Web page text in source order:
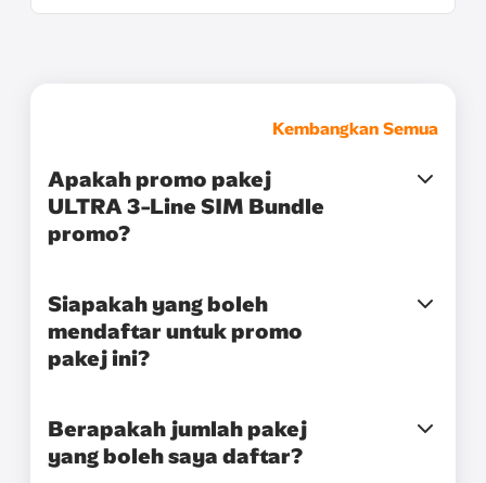
Kembangkan Semua
Apakah promo pakej
ULTRA 3-Line SIM Bundle
promo?
Siapakah yang boleh
mendaftar untuk promo
pakej ini?
Berapakah jumlah pakej
yang boleh saya daftar?